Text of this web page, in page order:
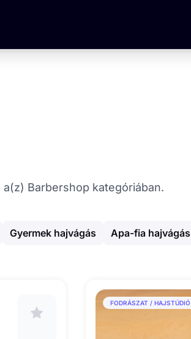
Barbershop kategóriában.
Gyermek hajvágás Apa-fia hajvágás
FODRÁSZAT / HAJSTÚDIÓ